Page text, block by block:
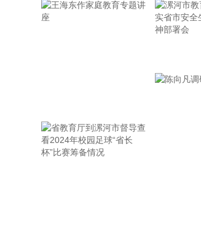
开展。
团”）、福州晟阳新能源有限公司（简
州市域及省内其他区域推进学校、企事
等场景的分布式光伏电站开发及建设，
动场产品为主，包括光伏篮球场、光伏
座
实省市安